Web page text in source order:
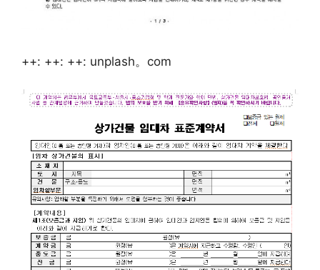
++: ++: ++: unplash。com